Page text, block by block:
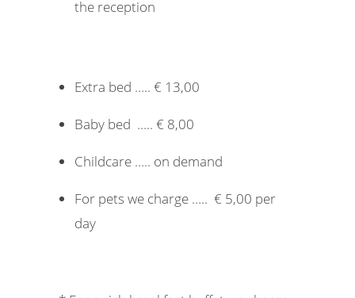
the reception
Extra bed ….. € 13,00
Baby bed ….. € 8,00
Childcare ….. on demand
For pets we charge ….. € 5,00 per
day